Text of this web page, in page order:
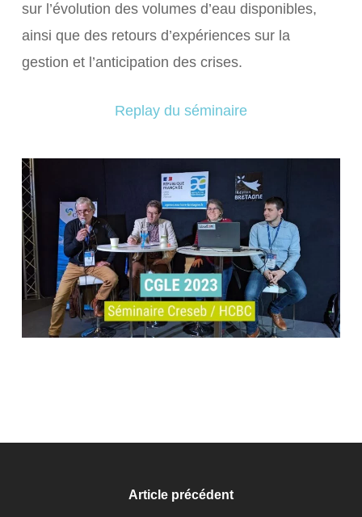
sur l’évolution des volumes d’eau disponibles,
ainsi que des retours d’expériences sur la
gestion et l’anticipation des crises.
Replay du séminaire
Article précédent